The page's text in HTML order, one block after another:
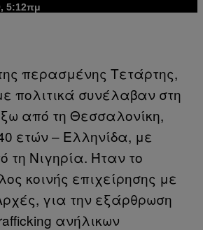
5:12πμ
περασμένης Τετάρτης,
πολιτικά συνέλαβαν στη
από τη Θεσσαλονίκη,
ετών – Ελληνίδα, με
τη Νιγηρία. Ήταν το
κοινής επιχείρησης με
για την εξάρθρωση
ανήλικων